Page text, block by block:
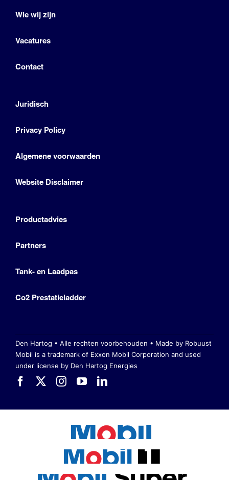
Wie wij zijn
Vacatures
Contact
Juridisch
Privacy Policy
Algemene voorwaarden
Website Disclaimer
Productadvies
Partners
Tank- en Laadpas
Co2 Prestatieladder
Den Hartog • Alle rechten voorbehouden • Made by Robuust
Mobil is a trademark of Exxon Mobil Corporation and used
under license by Den Hartog Energies